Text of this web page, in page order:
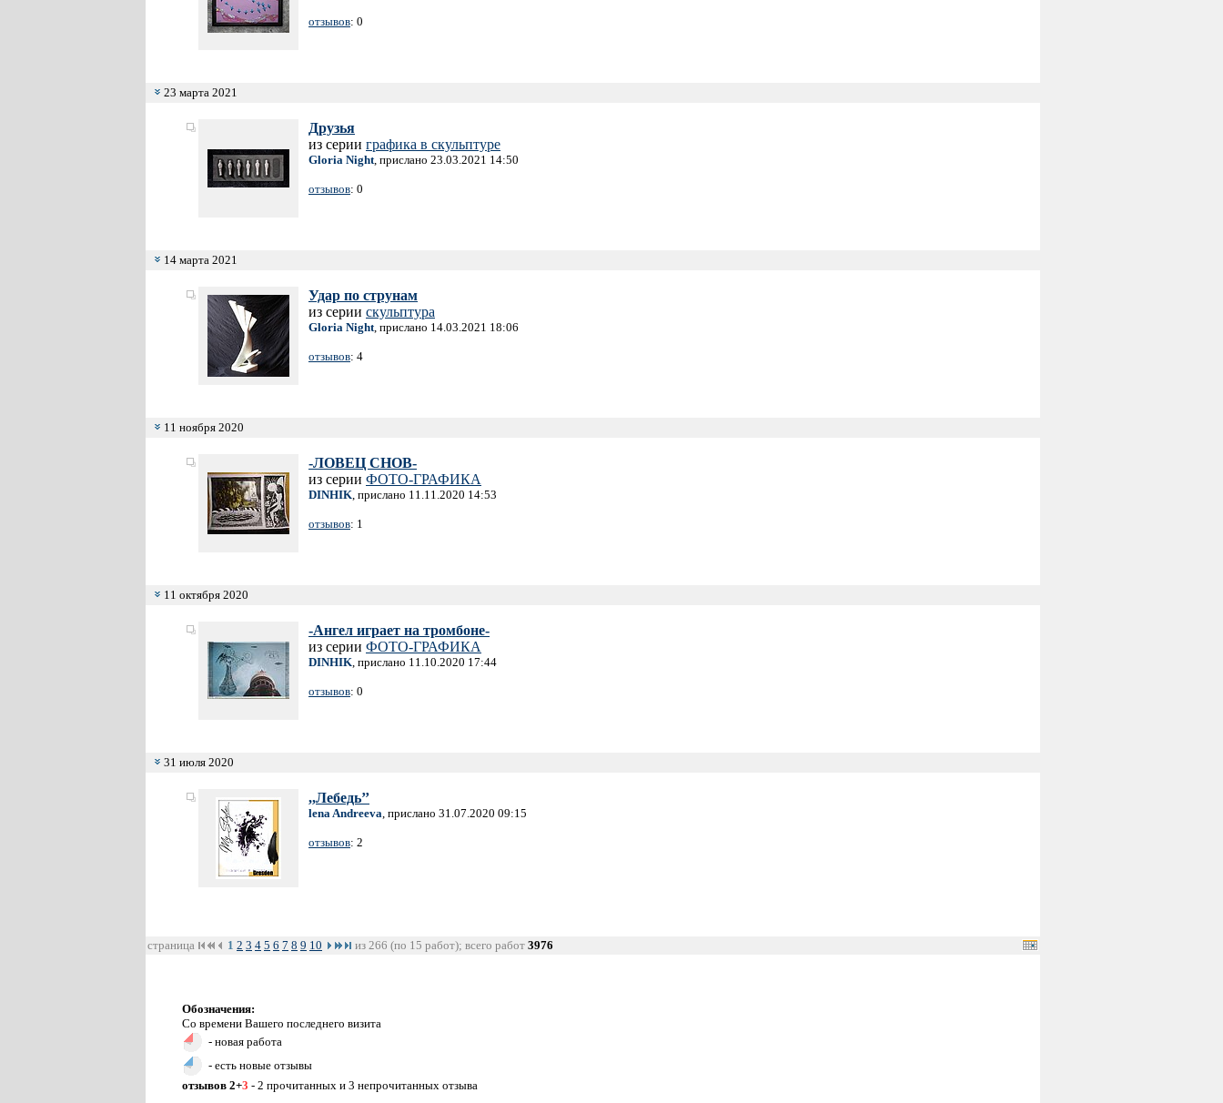
отзывов: 0
23 марта 2021
Друзья
из серии графика в скульптуре
Gloria Night, прислано 23.03.2021 14:50
отзывов: 0
14 марта 2021
Удар по струнам
из серии скульптура
Gloria Night, прислано 14.03.2021 18:06
отзывов: 4
11 ноября 2020
-ЛОВЕЦ СНОВ-
из серии ФОТО-ГРАФИКА
DINHIK, прислано 11.11.2020 14:53
отзывов: 1
11 октября 2020
-Ангел играет на тромбоне-
из серии ФОТО-ГРАФИКА
DINHIK, прислано 11.10.2020 17:44
отзывов: 0
31 июля 2020
,,Лебедь’’
lena Andreeva, прислано 31.07.2020 09:15
отзывов: 2
страница 1 2 3 4 5 6 7 8 9 10 из 266 (по 15 работ); всего работ 3976
Обозначения:
Со времени Вашего последнего визита
- новая работа
- есть новые отзывы
отзывов 2+3 - 2 прочитанных и 3 непрочитанных отзыва